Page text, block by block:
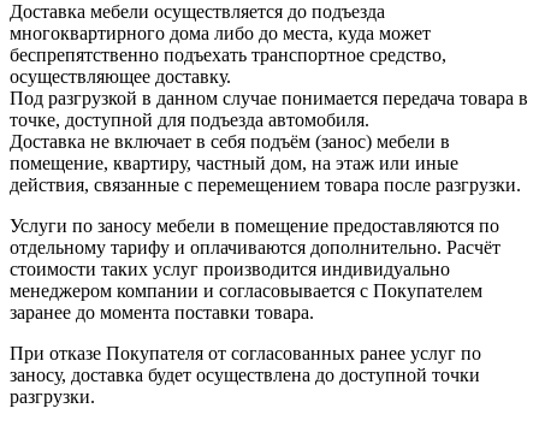
Доставка мебели осуществляется до подъезда
многоквартирного дома либо до места, куда может
беспрепятственно подъехать транспортное средство,
осуществляющее доставку.
Под разгрузкой в данном случае понимается передача товара в
точке, доступной для подъезда автомобиля.
Доставка не включает в себя подъём (занос) мебели в
помещение, квартиру, частный дом, на этаж или иные
действия, связанные с перемещением товара после разгрузки.
Услуги по заносу мебели в помещение предоставляются по
отдельному тарифу и оплачиваются дополнительно. Расчёт
стоимости таких услуг производится индивидуально
менеджером компании и согласовывается с Покупателем
заранее до момента поставки товара.
При отказе Покупателя от согласованных ранее услуг по
заносу, доставка будет осуществлена до доступной точки
разгрузки.